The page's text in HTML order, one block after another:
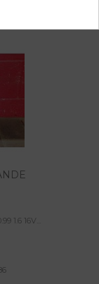
1.6 16V...